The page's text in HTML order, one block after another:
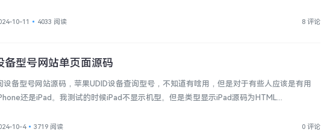
10-11 4033 阅读 8 评论
备型号网站单页面源码
设备型号网站源码，苹果UDID设备查询型号，不知道有啥用，但是对于有些人应该是有用
还是iPad。我测试的时候iPad不显示机型。但是类型显示iPad源码为HTML...
10-4 3719 阅读 0 评论